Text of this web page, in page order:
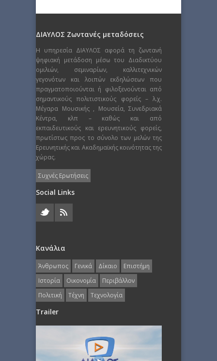
ΔΙΑΥΛΟΣ Ζωντανές μεταδόσεις
Η υπηρεσία ΔΙΑΥΛΟΣ αφορά τη ζωντανή
ψηφιακή μετάδοση μέσω του Διαδικτύου
ομιλιών, σεμιναρίων, καλλιτεχνικών
γεγονότων και λοιπών εκδηλώσεων που
πραγματοποιούνται ή φιλοξενούνται από
σημαντικούς πολιτιστικούς φορείς – λ.χ.
Μέγαρα Μουσικής , Μουσεία, Συνεδριακά
Κέντρα, κλπ – καθώς και από
εκπαιδευτικούς και ερευνητικούς φορείς,
πρωτίστως προς το σύνολο των μελών της
Ερευνητικής και Ακαδημαϊκής κοινότητας της
χώρας.
Συχνές Ερωτήσεις
Social Links
Κανάλια
Άνθρωπος Γενικά Δίκαιο
Επιστήμη
Ιστορία
Οικονομία
Περιβάλλον
Πολιτική
Τέχνη Τεχνολογία
Trailer